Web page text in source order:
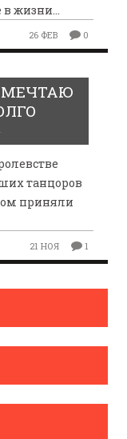
в жизни…
26 ФЕВ 0
МЕЧТАЮ
танцоров
приняли
21 НОЯ 1